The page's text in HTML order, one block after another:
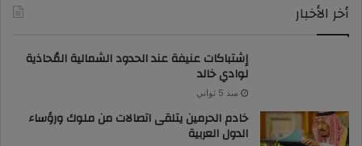
أخر الأخبار
إشتباكات عنيفة عند الحدود الشمالية المُحاذية
لوادي خالد
منذ 5 ثواني
خادم الحرمين يتلقى اتصالات من ملوك ورؤساء
الدول العربية